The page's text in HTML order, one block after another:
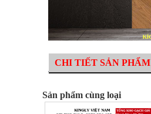
CHI TIẾT SẢN PHẨM
Sản phẩm cùng loại